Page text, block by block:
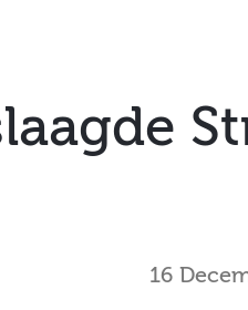
16